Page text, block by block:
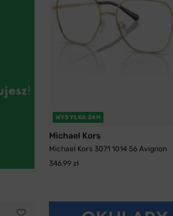
WYSYŁKA 24H
Michael Kors
Michael Kors 3071 1014 56 Avignon
346,99 zł